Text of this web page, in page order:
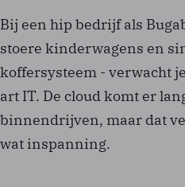
Bij een hip bedrijf als
stoere kinderwagens en
koffersysteem - verwacht
art IT. De cloud komt er
binnendrijven, maar dat
wat inspanning.